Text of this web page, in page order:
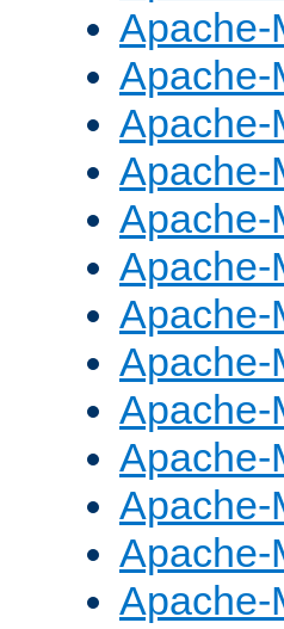
Apache-
Apache-
Apache-
Apache-
Apache-
Apache-
Apache-
Apache-
Apache-
Apache-
Apache-
Apache-
Apache-